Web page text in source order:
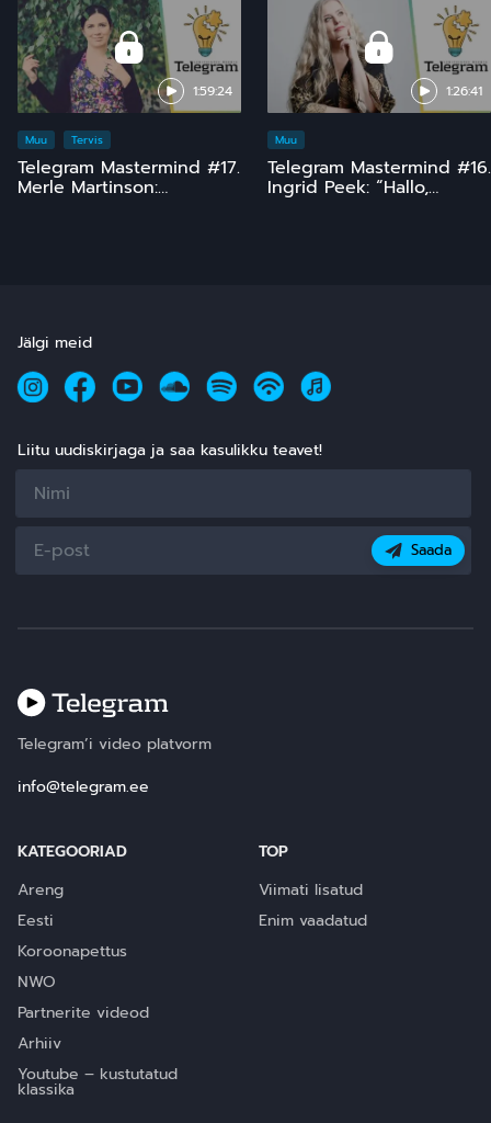
1:59:24
Muu Tervis
Telegram Mastermind #17.
Merle Martinson:
1:26:41
Muu
Telegram Mastermind #16.
Ingrid Peek: “Hallo,
Jälgi meid
Liitu uudiskirjaga ja saa kasulikku teavet!
Saada
Telegram’i video platvorm
info@telegram.ee
KATEGOORIAD
Areng
Eesti
Koroonapettus
NWO
Partnerite videod
Arhiiv
Youtube – kustutatud
klassika
TOP
Viimati lisatud
Enim vaadatud